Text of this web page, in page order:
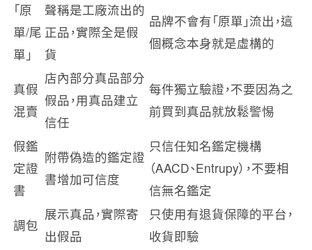
「原
單/尾
單」
聲稱是工廠流出的
正品，實際全是假
貨
品牌不會有「原單」流出，這
個概念本身就是虛構的
真假
混賣
店內部分真品部分
假品，用真品建立
信任
每件獨立驗證，不要因為之
前買到真品就放鬆警惕
假鑑
定證
書
附帶偽造的鑑定證
書增加可信度
只信任知名鑑定機構
（AACD、Entrupy），不要相
信無名鑑定
調包
展示真品，實際寄
出假品
只使用有退貨保障的平台，
收貨即驗